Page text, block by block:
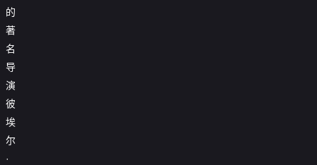
的
著
名
导
演
彼
埃
尔
·